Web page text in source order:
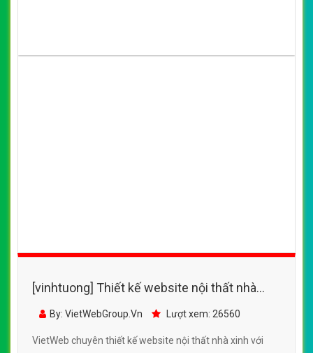
[vinhtuong] Thiết kế website nội thất nhà
xinh đẹp, chuyên nghiệp chuẩn SEO
By: VietWebGroup.Vn Lượt xem: 26560
VietWeb chuyên thiết kế website nội thất nhà xinh với